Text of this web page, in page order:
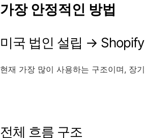
가장 안정적인 방법
미국 법인 설립 →
현재 가장 많이 사용하는 구조이며, 장
전체 흐름 구조